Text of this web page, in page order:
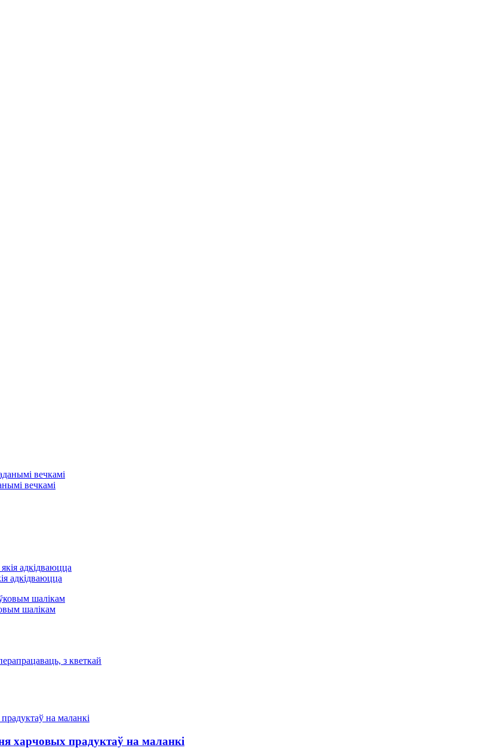
вечкамі
адкідваюцца
шалікам
харчовых прадуктаў на маланкі